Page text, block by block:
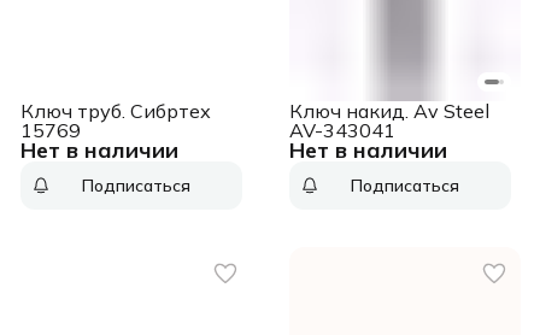
Нет в наличии
Ключ труб. Сибртех
15769
Подписаться
Нет в наличии
Ключ накид. Av Steel
AV-343041
Подписаться